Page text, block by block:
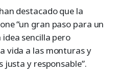
destacado que la
“un gran paso para un
sencilla pero
vida a las monturas y
y responsable”.